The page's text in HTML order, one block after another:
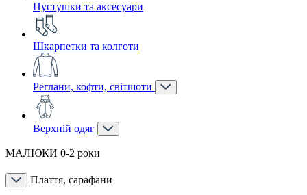
Пустушки та аксесуари
Шкарпетки та колготи
Реглани, кофти, світшоти
Верхній одяг
МАЛЮКИ 0-2 роки
Плаття, сарафани